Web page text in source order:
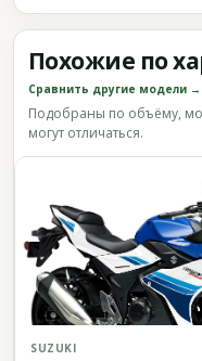
Похожие по
Сравнить другие модели →
Подобраны по объёму,
могут отличаться.
SUZUKI